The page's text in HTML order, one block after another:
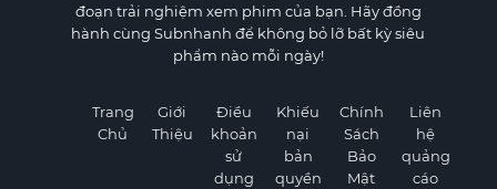
đoạn trải nghiệm xem phim của bạn. Hãy đồng
hành cùng Subnhanh để không bỏ lỡ bất kỳ siêu
phẩm nào mỗi ngày!
Trang
Chủ
Giới
Thiệu
Điều
khoản
sử
dụng
Khiếu
nại
bản
quyền
Chính
Sách
Bảo
Mật
Liên
hệ
quảng
cáo